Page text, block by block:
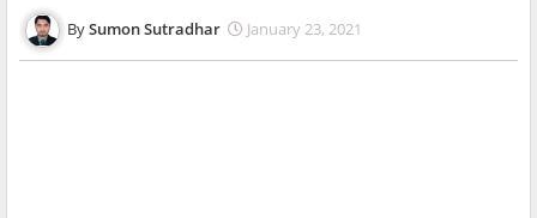
Sumon Sutradhar January 23, 2021